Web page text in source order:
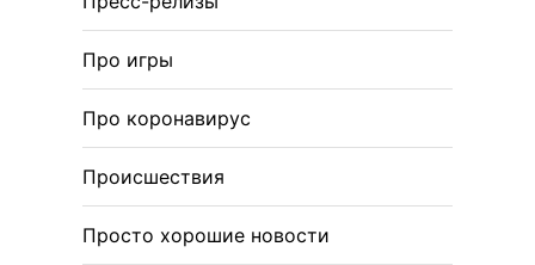
Про игры
Про коронавирус
Происшествия
Просто хорошие новости